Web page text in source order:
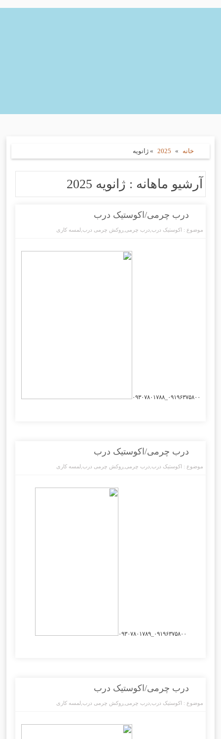
خانه »
2025
»ژانویه
آرشیو ماهانه : ژانویه 2025
درب چرمی/اکوستیک درب
موضوع : اکوستیک درب درب چرمی ,روکش چرمی درب لمسه کاری
۰۹۱۹۶۳۷۵۸۰۰_۰۹۳۰۷۸۰۱۷۸۸
درب چرمی/اکوستیک درب
موضوع : اکوستیک درب درب چرمی ,روکش چرمی درب لمسه کاری
درب چرمی/اکوستیک درب
موضوع : اکوستیک درب درب چرمی ,روکش چرمی درب لمسه کاری
۰۹۱۹۶۳۷۵۸۰۰_۰۹۳۰۷۸۰۱۷۸۹